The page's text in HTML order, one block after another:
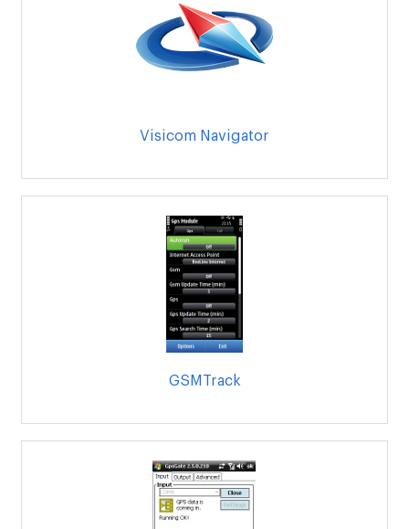
Visicom Navigator
GSMTrack